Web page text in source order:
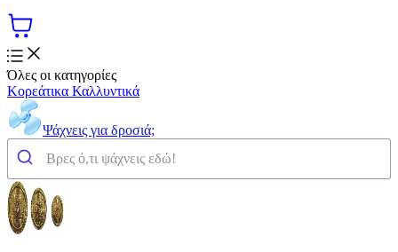
Όλες οι κατηγορίες
Κορεάτικα Καλλυντικά
Ψάχνεις για δροσιά;